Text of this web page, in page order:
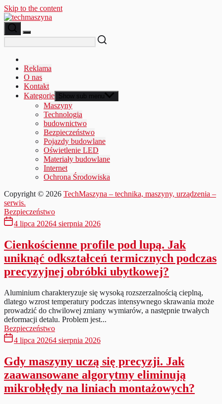
Skip to the content
Reklama
O nas
Kontakt
Kategorie Show sub menu
Maszyny
Technologia
budownictwo
Bezpieczeństwo
Pojazdy budowlane
Oświetlenie LED
Materiały budowlane
Internet
Ochrona Środowiska
Copyright © 2026 TechMaszyna – technika, maszyny, urządzenia –
serwis.
Bezpieczeństwo
4 lipca 20264 sierpnia 2026
Cienkościenne profile pod lupą. Jak
uniknąć odkształceń termicznych podczas
precyzyjnej obróbki ubytkowej?
Aluminium charakteryzuje się wysoką rozszerzalnością cieplną,
dlatego wzrost temperatury podczas intensywnego skrawania może
prowadzić do chwilowej zmiany wymiarów, a następnie trwałych
deformacji detalu. Problem jest...
Bezpieczeństwo
4 lipca 20264 sierpnia 2026
Gdy maszyny uczą się precyzji. Jak
zaawansowane algorytmy eliminują
mikrobłędy na liniach montażowych?